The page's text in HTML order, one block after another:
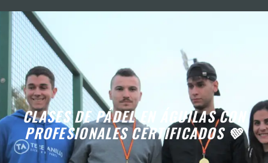
Clases de Pádel en Águilas –
Murcia
CLASES DE PÁDEL EN ÁGUILAS CON
PROFESIONALES CERTIFICADOS 💚